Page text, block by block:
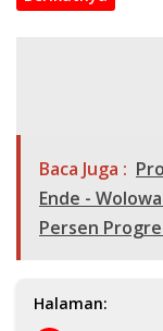
Baca Juga :
Ende -
Persen
Halaman: